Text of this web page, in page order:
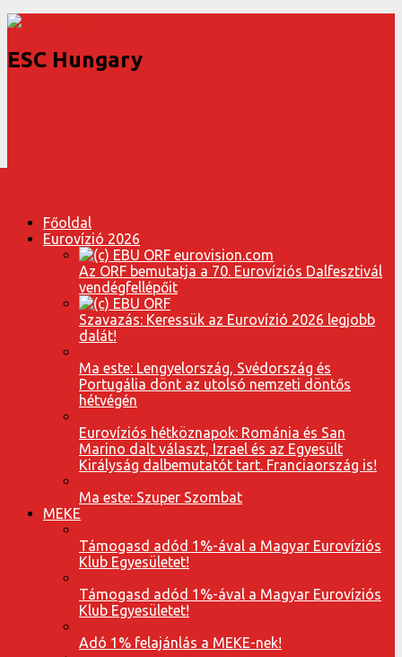
ESC Hungary
Főoldal
Eurovízió 2026
Az ORF bemutatja a 70. Eurovíziós Dalfesztivál
vendégfellépőit
Szavazás: Keressük az Eurovízió 2026 legjobb
dalát!
Ma este: Lengyelország, Svédország és
Portugália dönt az utolsó nemzeti döntős
hétvégén
Eurovíziós hétköznapok: Románia és San
Marino dalt választ, Izrael és az Egyesült
Királyság dalbemutatót tart. Franciaország is!
Ma este: Szuper Szombat
MEKE
Támogasd adód 1%-ával a Magyar Eurovíziós
Klub Egyesületet!
Támogasd adód 1%-ával a Magyar Eurovíziós
Klub Egyesületet!
Adó 1% felajánlás a MEKE-nek!